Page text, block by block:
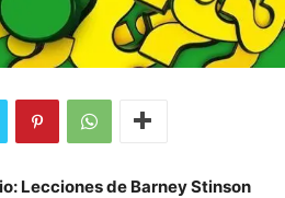
Lecciones de Barney Stinson